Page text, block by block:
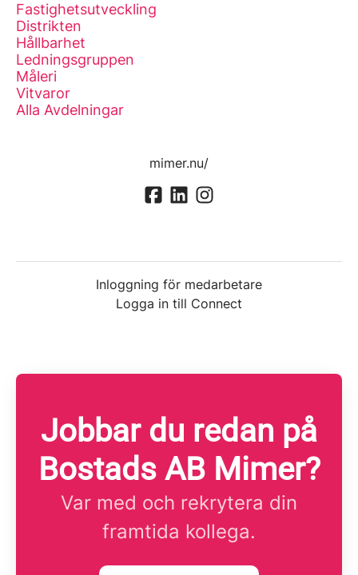
Fastighetsutveckling
Distrikten
Hållbarhet
Ledningsgruppen
Måleri
Vitvaror
Alla Avdelningar
mimer.nu/
Inloggning för medarbetare
Logga in till Connect
Jobbar du redan på
Bostads AB Mimer?
Var med och rekrytera din
framtida kollega.